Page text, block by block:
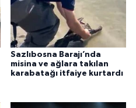
Sazlıbosna Barajı’nda
misina ve ağlara takılan
karabatağı itfaiye kurtardı